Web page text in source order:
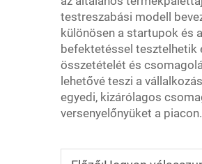
testreszabási modell
különösen a startupok és
befektetéssel tesztelhetik
összetételét és
lehetővé teszi a
egyedi, kizárólagos
versenyelőnyüket a piacon.